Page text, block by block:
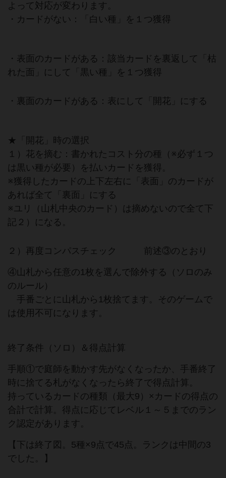
よって対応が変わります。
・カードがない：「白い種」を１つ獲得
・表面のカードがある：該当カードを裏返して「枯
れた面」にして「黒い種」を１つ獲得
・裏面のカードがある：表にして「開花」にする
★「開花」時の選択
１）花を摘む：書かれたコスト分の種（※必ず１つ
は黒い種が必要）を払いカードを獲得。
※獲得したカードの上下左右に「表面」のカードが
あれば全て「裏面」にする
※ユリ（山札中央のカード）は摘めないので全て下
記２）になる。
２）再度コンパスチェック 前述③のとおり
④山札から任意の1枚を選んで除外する（ソロのみ
のルール）
手番ごとに山札から1枚捨てます。そのゲームで
は使用不可になります。
終了条件（ソロ）＆得点計算
手順①で庭師を動かす先がなくなったか、手番終了
時に捨てる札がなくなったら終了で得点計算。
持っているカードの種類（最大9）×カードの得点の
合計で計算。得点に応じてレベル１～５までのラン
ク認定があります。
【下は終了図。5種×9点で45点。ランクは中間の3
でした。】